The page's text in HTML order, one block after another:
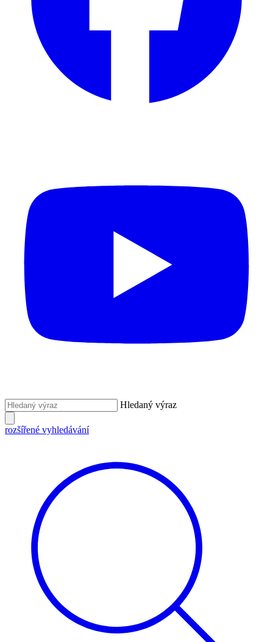
Hledaný výraz
rozšířené vyhledávání